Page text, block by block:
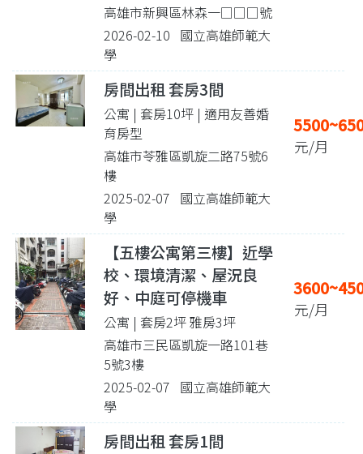
高雄市新興區林森一□□□號
2026-02-10 國立高雄師範大
學
房間出租 套房3間
公寓 | 套房10坪 | 適用友善婚
育房型
高雄市苓雅區凱旋二路75號6
樓
2025-02-07 國立高雄師範大
學
元/月
【五樓公寓第三樓】近學
校、環境清潔、屋況良
好、中庭可停機車
公寓 | 套房2坪 雅房3坪
高雄市三民區凱旋一路101巷
5號3樓
2025-02-07 國立高雄師範大
學
元/月
房間出租 套房1間